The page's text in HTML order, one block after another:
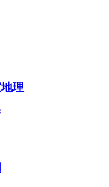
理